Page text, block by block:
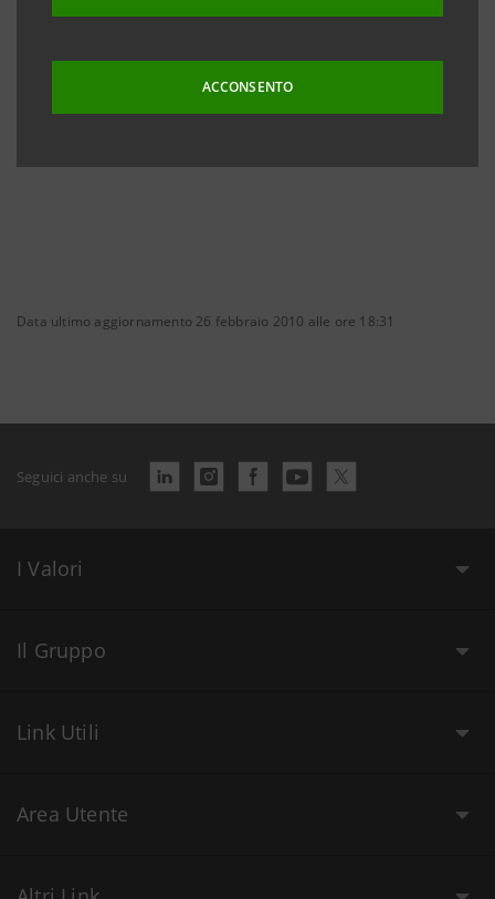
ACCONSENTO
Milano, 26 febbraio 2010
Data ultimo aggiornamento 26 febbraio 2010 alle ore 18:31
Seguici anche su
I Valori
Il Gruppo
Link Utili
Area Utente